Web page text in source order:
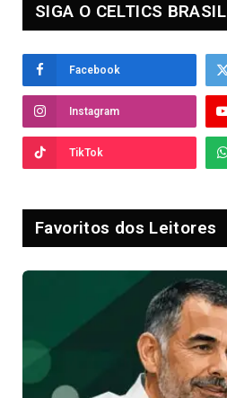
SIGA O CELTICS BRASIL
Facebook
Instagram
TikTok
Favoritos dos Leitores